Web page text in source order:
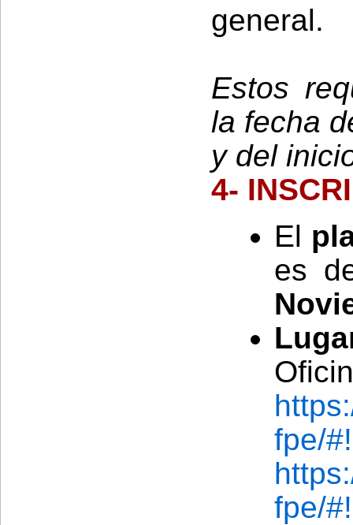
general.
Estos
la fecha
y del
4-
El
es
fpe/
fpe/